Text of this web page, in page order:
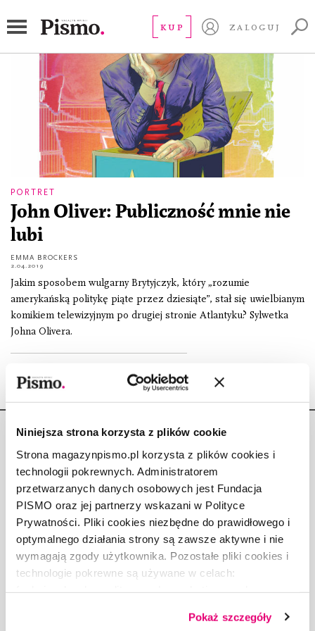
Niniejsza strona korzysta z plików cookie
Strona magazynpismo.pl korzysta z plików cookies i
technologii pokrewnych. Administratorem
przetwarzanych danych osobowych jest Fundacja
PISMO oraz jej partnerzy wskazani w Polityce
Prywatności. Pliki cookies niezbędne do prawidłowego i
optymalnego działania strony są zawsze aktywne i nie
wymagają zgody użytkownika. Pozostałe pliki cookies i
technologie pokrewne są używane w celach:
dobrowolną zgodę na pliki cookies i technologie
Pokaż szczegóły
KUP ZALOGUJ
PORTRET
John Oliver: Publiczność mnie nie
lubi
EMMA BROCKERS
2.04.2019
Jakim sposobem wulgarny Brytyjczyk, który „rozumie
amerykańską politykę piąte przez dziesiąte”, stał się uwielbianym
komikiem telewizyjnym po drugiej stronie Atlantyku? Sylwetka
Johna Olivera.
Copyright © Fundacja Pismo
O „PIŚMIE”
ABOUT PISMO
FACT-CHECKING W „PIŚMIE”